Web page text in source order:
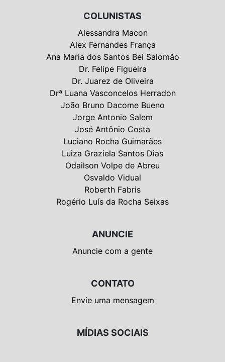
COLUNISTAS
Alessandra Macon
Alex Fernandes França
Ana Maria dos Santos Bei Salomão
Dr. Felipe Figueira
Dr. Juarez de Oliveira
Drª Luana Vasconcelos Herradon
João Bruno Dacome Bueno
Jorge Antonio Salem
José Antônio Costa
Luciano Rocha Guimarães
Luiza Graziela Santos Dias
Odailson Volpe de Abreu
Osvaldo Vidual
Roberth Fabris
Rogério Luís da Rocha Seixas
ANUNCIE
Anuncie com a gente
CONTATO
Envie uma mensagem
MÍDIAS SOCIAIS